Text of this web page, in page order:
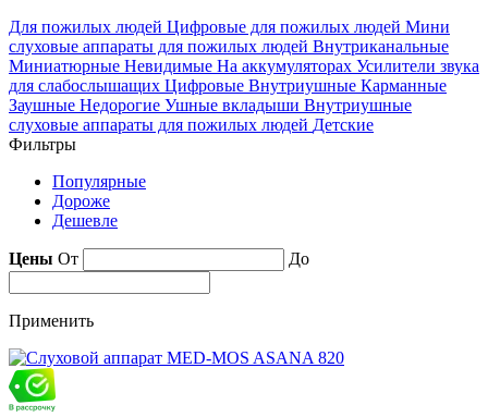
Для пожилых людей Цифровые для пожилых людей Мини
слуховые аппараты для пожилых людей Внутриканальные
Миниатюрные Невидимые На аккумуляторах Усилители звука
для слабослышащих Цифровые Внутриушные Карманные
Заушные Недорогие Ушные вкладыши Внутриушные
слуховые аппараты для пожилых людей Детские
Фильтры
Популярные
Дороже
Дешевле
Цены От До
Применить